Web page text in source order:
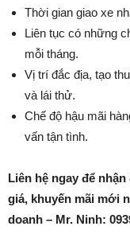
Thời gian giao xe
Liên tục có những
mỗi tháng.
Vị trí đắc địa, tạo
và lái thử.
Chế độ hậu mãi
vấn tận tình.
Liên hệ ngay để
giá, khuyến mãi mới
doanh – Mr. Ninh: